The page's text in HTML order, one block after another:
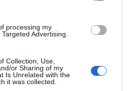
processing my
Advertising.
Collection, Use,
or Sharing of my
Is Unrelated with the
it was collected.